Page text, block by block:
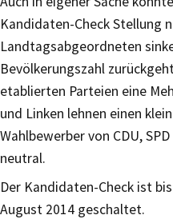
Kandidaten-Check Stellung
Landtagsabgeordneten
Bevölkerungszahl
etablierten Parteien eine
und Linken lehnen einen
Wahlbewerber von CDU,
neutral.
Der Kandidaten-Check ist
August 2014 geschaltet.